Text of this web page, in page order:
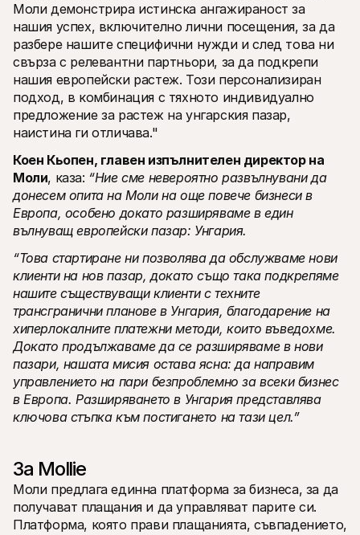
Моли демонстрира истинска ангажираност за
нашия успех, включително лични посещения, за да
разбере нашите специфични нужди и след това ни
свърза с релевантни партньори, за да подкрепи
нашия европейски растеж. Този персонализиран
подход, в комбинация с тяхното индивидуално
предложение за растеж на унгарския пазар,
наистина ги отличава."
Коен Кьопен, главен изпълнителен директор на
Моли, каза: “Ние сме невероятно развълнувани да
донесем опита на Моли на още повече бизнеси в
Европа, особено докато разширяваме в един
вълнуващ европейски пазар: Унгария.
“Това стартиране ни позволява да обслужваме нови
клиенти на нов пазар, докато също така подкрепяме
нашите съществуващи клиенти с техните
трансгранични планове в Унгария, благодарение на
хиперлокалните платежни методи, които въведохме.
Докато продължаваме да се разширяваме в нови
пазари, нашата мисия остава ясна: да направим
управлението на пари безпроблемно за всеки бизнес
в Европа. Разширяването в Унгария представлява
ключова стъпка към постигането на тази цел.”
За Mollie
Моли предлага единна платформа за бизнеса, за да
получават плащания и да управляват парите си.
Платформа, която прави плащанията, съвпадението,